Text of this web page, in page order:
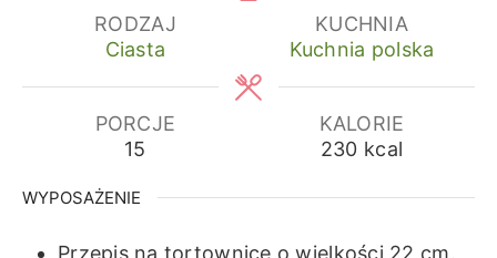
RODZAJ
Ciasta
KUCHNIA
Kuchnia polska
PORCJE
15
KALORIE
230 kcal
WYPOSAŻENIE